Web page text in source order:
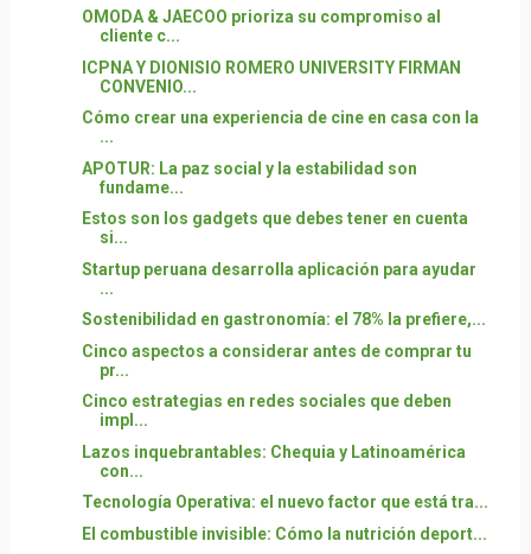
OMODA & JAECOO prioriza su compromiso al
cliente c...
ICPNA Y DIONISIO ROMERO UNIVERSITY FIRMAN
CONVENIO...
Cómo crear una experiencia de cine en casa con la
...
APOTUR: La paz social y la estabilidad son
fundame...
Estos son los gadgets que debes tener en cuenta
si...
Startup peruana desarrolla aplicación para ayudar
...
Sostenibilidad en gastronomía: el 78% la prefiere,...
Cinco aspectos a considerar antes de comprar tu
pr...
Cinco estrategias en redes sociales que deben
impl...
Lazos inquebrantables: Chequia y Latinoamérica
con...
Tecnología Operativa: el nuevo factor que está tra...
El combustible invisible: Cómo la nutrición deport...